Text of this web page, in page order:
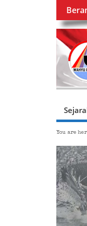
You are